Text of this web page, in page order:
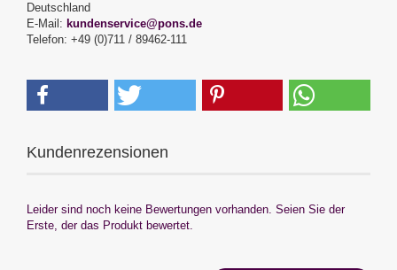
Deutschland
E-Mail: kundenservice@pons.de
Telefon: +49 (0)711 / 89462-111
Kundenrezensionen
Leider sind noch keine Bewertungen vorhanden. Seien Sie der
Erste, der das Produkt bewertet.